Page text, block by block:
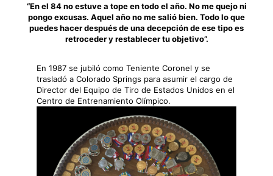
“En el 84 no estuve a tope en todo el año. No me quejo ni
pongo excusas. Aquel año no me salió bien. Todo lo que
puedes hacer después de una decepción de ese tipo es
retroceder y restablecer tu objetivo”.
En 1987 se jubiló como Teniente Coronel y se
trasladó a Colorado Springs para asumir el cargo de
Director del Equipo de Tiro de Estados Unidos en el
Centro de Entrenamiento Olímpico.